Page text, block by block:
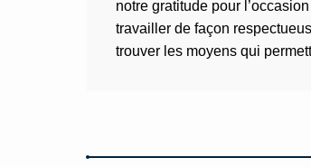
notre gratitude pour
travailler de façon
trouver les moyens qui